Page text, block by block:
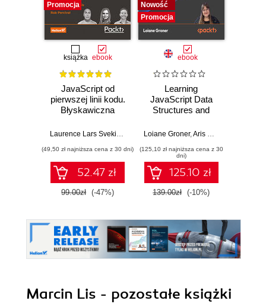
Promocja
książka ebook
JavaScript od
pierwszej linii kodu.
Błyskawiczna
stron WWW i
internetowych
Laurence Lars Svekis
, Maaike van Putten,Rob Percival
(49,50 zł najniższa cena z 30 dni)
52.47 zł
99.00zł (-47%)
Nowość
Promocja
ebook
Learning
JavaScript Data
Structures and
Enhance your
skills in JavaScript
and TypeScript -
Fourth Edition
Loiane Groner,Aris Markogiannakis
(125,10 zł najniższa cena z 30
dni)
125.10 zł
139.00zł (-10%)
Marcin Lis - pozostałe książki